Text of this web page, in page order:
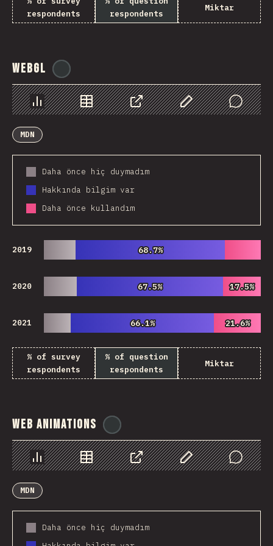
respondents
respondents
Miktar
WebGL
Chart Data Share Customize Data
Comments
MDN
Daha önce hiç duymadım
Hakkında bilgim var
Daha önce kullandım
2019 68.7%
68.7%
2020 67.5%
67.5% 17.5%
17.5%
2021 66.1%
66.1% 21.6%
21.6%
% of survey
respondents
% of question
respondents
Miktar
Web Animations
Chart Data Share Customize Data
Comments
MDN
Daha önce hiç duymadım